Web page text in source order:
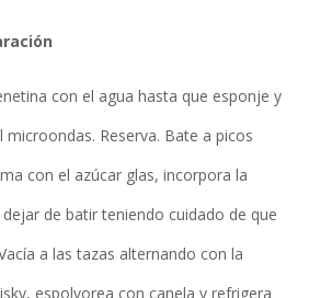
con el agua hasta que esponje y
microondas. Reserva. Bate a picos
con el azúcar glas, incorpora la
de batir teniendo cuidado de que
a las tazas alternando con la
espolvorea con canela y refrigera